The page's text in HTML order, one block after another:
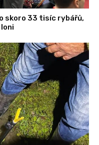
skoro 33 tisíc rybářů,